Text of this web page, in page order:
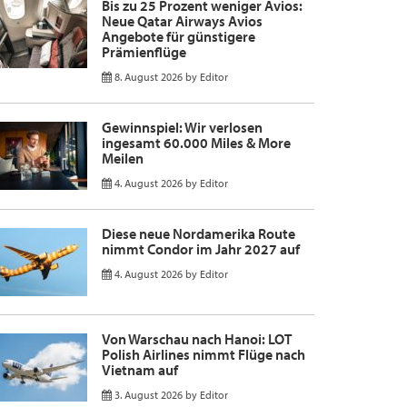
Bis zu 25 Prozent weniger Avios:
Neue Qatar Airways Avios
Angebote für günstigere
Prämienflüge
8. August 2026 by Editor
Gewinnspiel: Wir verlosen
ingesamt 60.000 Miles & More
Meilen
4. August 2026 by Editor
Diese neue Nordamerika Route
nimmt Condor im Jahr 2027 auf
4. August 2026 by Editor
Von Warschau nach Hanoi: LOT
Polish Airlines nimmt Flüge nach
Vietnam auf
3. August 2026 by Editor